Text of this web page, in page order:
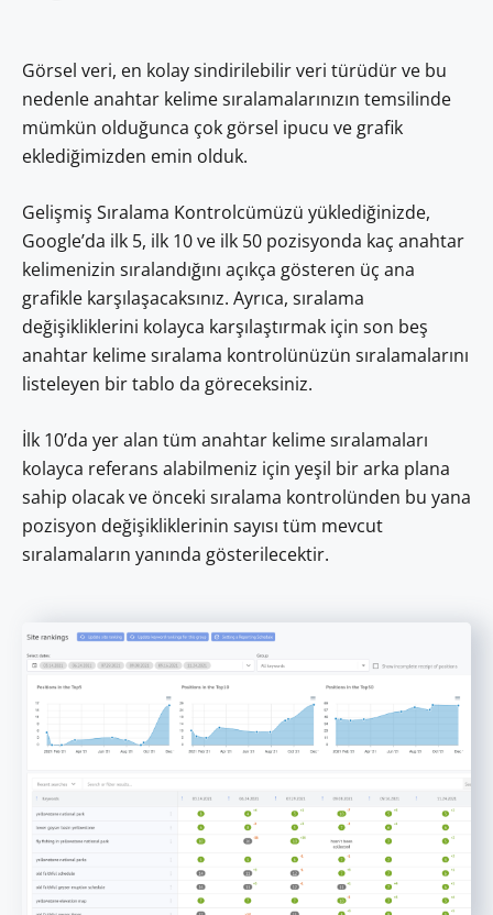
Görsel veri, en kolay sindirilebilir veri türüdür ve bu
nedenle anahtar kelime sıralamalarınızın temsilinde
mümkün olduğunca çok görsel ipucu ve grafik
eklediğimizden emin olduk.
Gelişmiş Sıralama Kontrolcümüzü yüklediğinizde,
Google’da ilk 5, ilk 10 ve ilk 50 pozisyonda kaç anahtar
kelimenizin sıralandığını açıkça gösteren üç ana
grafikle karşılaşacaksınız. Ayrıca, sıralama
değişikliklerini kolayca karşılaştırmak için son beş
anahtar kelime sıralama kontrolünüzün sıralamalarını
listeleyen bir tablo da göreceksiniz.
İlk 10’da yer alan tüm anahtar kelime sıralamaları
kolayca referans alabilmeniz için yeşil bir arka plana
sahip olacak ve önceki sıralama kontrolünden bu yana
pozisyon değişikliklerinin sayısı tüm mevcut
sıralamaların yanında gösterilecektir.